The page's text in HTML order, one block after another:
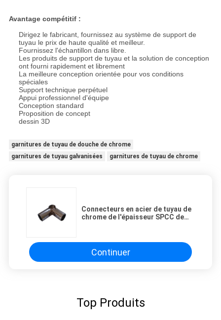
Avantage compétitif :
Dirigez le fabricant, fournissez au système de support de
tuyau le prix de haute qualité et meilleur.
Fournissez l'échantillon dans libre.
Les produits de support de tuyau et la solution de conception
ont fourni rapidement et librement
La meilleure conception orientée pour vos conditions
spéciales
Support technique perpétuel
Appui professionnel d'équipe
Conception standard
Proposition de concept
dessin 3D
garnitures de tuyau de douche de chrome
garnitures de tuyau galvanisées
garnitures de tuyau de chrome
Connecteurs en acier de tuyau de
chrome de l'épaisseur SPCC de
Continuer
Top Produits